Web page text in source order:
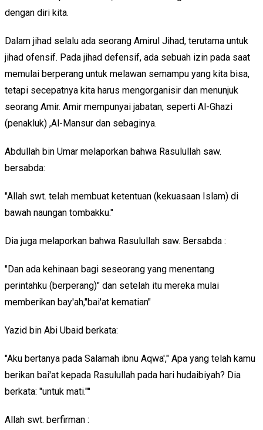
dengan diri kita.
Dalam jihad selalu ada seorang Amirul Jihad, terutama untuk
jihad ofensif. Pada jihad defensif, ada sebuah izin pada saat
memulai berperang untuk melawan semampu yang kita bisa,
tetapi secepatnya kita harus mengorganisir dan menunjuk
seorang Amir. Amir mempunyai jabatan, seperti Al-Ghazi
(penakluk) ,Al-Mansur dan sebaginya.
Abdullah bin Umar melaporkan bahwa Rasulullah saw.
bersabda:
"Allah swt. telah membuat ketentuan (kekuasaan Islam) di
bawah naungan tombakku."
Dia juga melaporkan bahwa Rasulullah saw. Bersabda :
"Dan ada kehinaan bagi seseorang yang menentang
perintahku (berperang)" dan setelah itu mereka mulai
memberikan bay'ah,"bai'at kematian"
Yazid bin Abi Ubaid berkata:
"Aku bertanya pada Salamah ibnu Aqwa'," Apa yang telah kamu
berikan bai'at kepada Rasulullah pada hari hudaibiyah? Dia
berkata: "untuk mati.""
Allah swt. berfirman :